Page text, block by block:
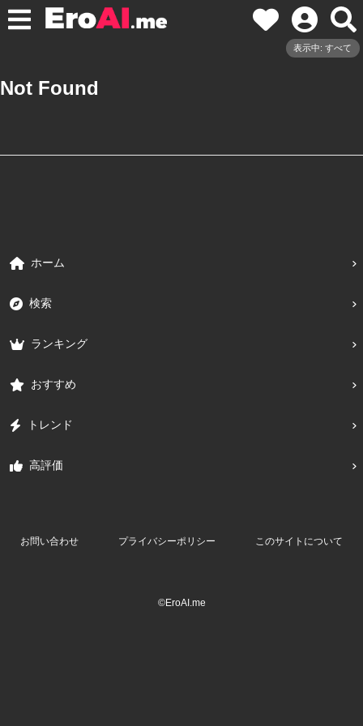
表示中: すべて
Not Found
ホーム
検索
ランキング
おすすめ
トレンド
高評価
お問い合わせ プライバシーポリシー このサイトについて
©EroAI.me